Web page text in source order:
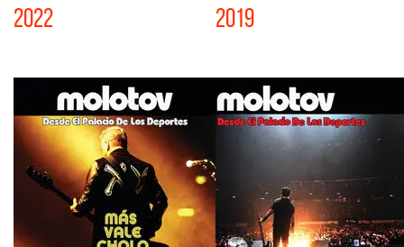
2022 2019